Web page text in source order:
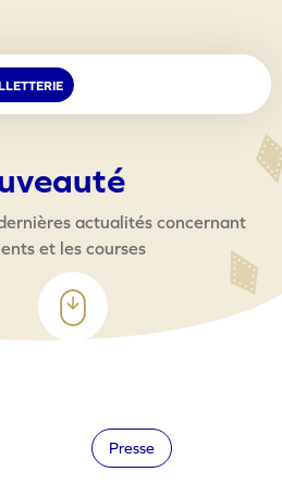
veauté
actualités concernant
et les courses
Presse